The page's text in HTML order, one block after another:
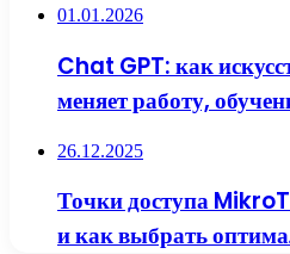
01.01.2026
Chat GPT: как
меняет работу,
26.12.2025
Точки доступа
и как выбрать